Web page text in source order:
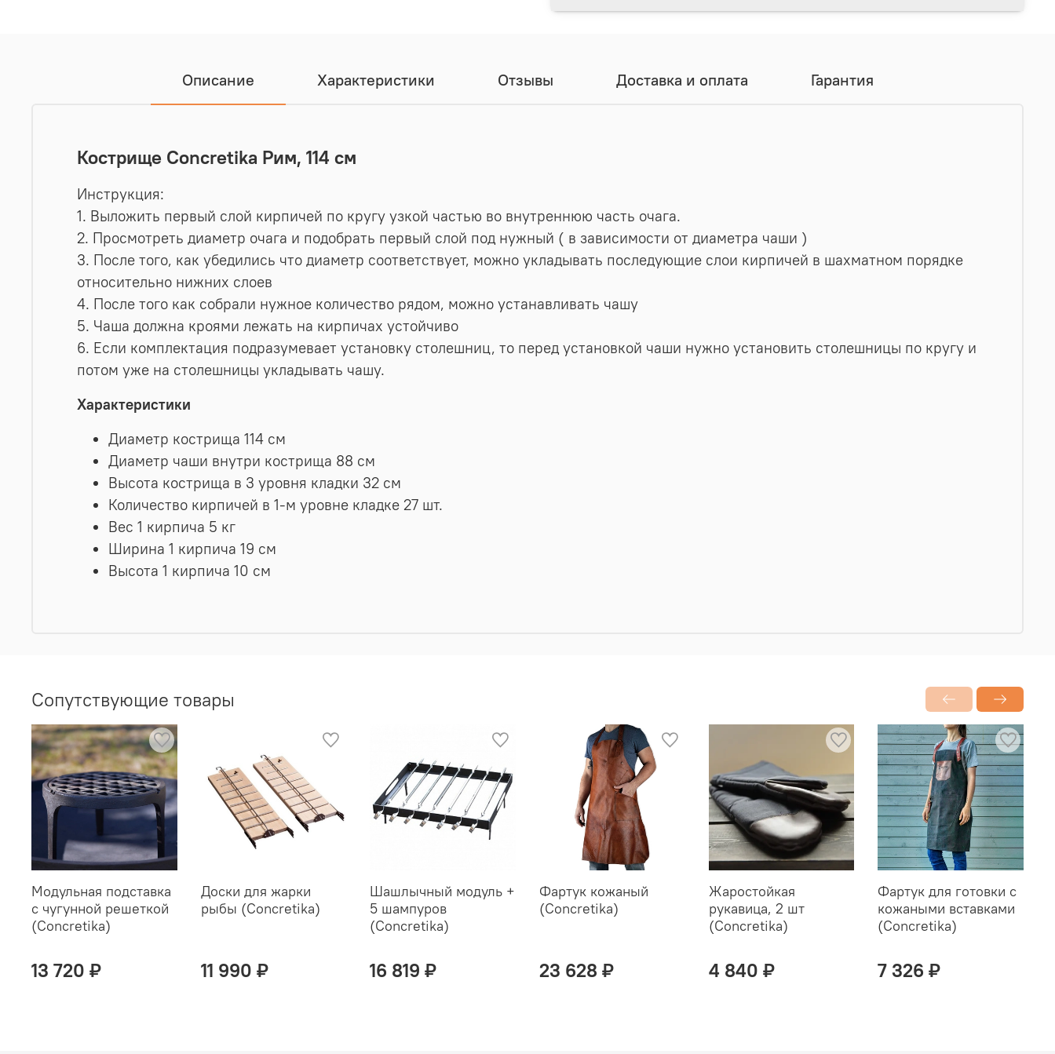
Описание Характеристики Отзывы Доставка и оплата Гарантия
Кострище Concretika Рим, 114 см
Инструкция:
1. Выложить первый слой кирпичей по кругу узкой частью во внутреннюю часть очага.
2. ⁠Просмотреть диаметр очага и подобрать первый слой под нужный ( в зависимости от диаметра чаши )
3. ⁠После того, как убедились что диаметр соответствует, можно укладывать последующие слои кирпичей в шахматном порядке
относительно нижних слоев
4. ⁠После того как собрали нужное количество рядом, можно устанавливать чашу
5. ⁠Чаша должна кроями лежать на кирпичах устойчиво
6. ⁠Если комплектация подразумевает установку столешниц, то перед установкой чаши нужно установить столешницы по кругу и
потом уже на столешницы укладывать чашу.
Характеристики
Диаметр кострища 114 см
Диаметр чаши внутри кострища 88 см
Высота кострища в 3 уровня кладки 32 см
Количество кирпичей в 1-м уровне кладке 27 шт.
Вес 1 кирпича 5 кг
Ширина 1 кирпича 19 см
Высота 1 кирпича 10 см
Сопутствующие товары
Модульная подставка
с чугунной решеткой
(Concretika)
13 720 ₽
Доски для жарки
рыбы (Concretika)
11 990 ₽
Шашлычный модуль +
5 шампуров
(Concretika)
16 819 ₽
Фартук кожаный
(Concretika)
23 628 ₽
Жаростойкая
рукавица, 2 шт
(Concretika)
4 840 ₽
Фартук для готовки с
кожаными вставками
(Concretika)
7 326 ₽